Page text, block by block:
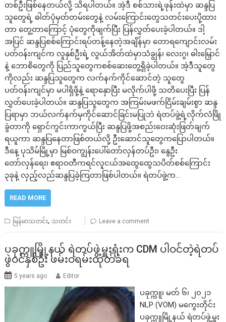
တစ်ဦးဖြစ်နေတယ်လို့ သိရပါတယ်။ အဲ့ဒီ စစ်သားရဲ့ဖုန်းထဲမှာ ဆန္ဒပြ
သူတွေရဲ့ ဓါတ်ပုံမှတ်တမ်းတွေနဲ့ လမ်းကြောင်းတွေသတင်းပေးပို့ထား
တာ တွေ့တာကြောင့် ပုံတွေကိုဖျက်ပြီး ပြန်လွှတ်ပေးခဲ့ပါတယ်။ ဒါ့
အပြင် ဆန္ဒပြစစ်ကြောင်းရပ်တန့်နေတဲ့အချိန်မှာ တောရကျောင်းလမ်း
ပတ်ဝန်းကျင်က လူနှစ်ဦးရဲ့ လွယ်အိတ်ထဲမှာသံချွန်၊ လေးဂွ၊ ဓါးမြှောင်
နဲ့ ဘောစိတွေကို ပြည်သူတွေကစစ်ဆေးတွေ့ရှိခဲ့ပါတယ်။ အဲ့ဒီသူတွေ
ကိုလည်း ဆန္ဒပြသူတွေက လက်နက်ကိုင်ဆောင်တဲ့ သူတွေ
ပတ်ဝန်းကျင်မှာ မပါရှိဖို့နဲ့ ရောနှောပြီး မလိုက်ပါဖို့ သတိပေးပြီး ပြန်
လွှတ်ပေးခဲ့ပါတယ်။ ဆန္ဒပြသူတွေက အကြမ်းမဖက်ငြိမ်းချမ်းစွာ ဆန္ဒ
ပြရာမှာ ဘယ်လက်နက်မှကိုင်ဆောင်ခြင်းမပြုဘဲ ရဲတပ်ဖွဲ့ရဲ့လိုက်လံဖြို
ခွဲတာကို ရှောင်ကွင်းကာကွယ်ပြီး ဆန္ဒပြဖို့အစည်းဝေးဆုံးဖြတ်ချက်
ရယူကာ ဆန္ဒပြနေတာဖြစ်တယ်လို့ ဦးဆောင်သူတွေကပြောပါတယ်။
ဒီနေ့ ပုသိမ်မြို့မှာ မြစ်ဝကျွန်းပေါ်တော်လှန်တပ်ဦး၊ နွေဦး
တော်လှန်ရေး၊ ဧရာဝတီကရင်လူငယ်အထွေထွေသပိတ်စစ်ကြောင်း
၃ခုနဲ့ လှည့်လည်ဆန္ဒပြခဲ့ကြတာဖြစ်ပါတယ်။ ရဲတပ်ဖွဲ့က…
READ MORE
မြန်မာသတင်း, သတင်း Leave a comment
ပခုက္ကူမြို့နယ် ရဲတပ်ဖွဲ့မှူးရုံးက CDM ပါဝင်တဲ့ရဲတပ်
ဖွဲဝင်နှစ်ဦး ဖမ်းဝရမ်းထုတ်ခံရ
5 years ago Editor
ပခုက္ကူ၊ မတ် ၆၊ ၂၀၂၁
NLP (VOM) မကွေးတိုင်း
ပခုက္ကူမြို့နယ် ရဲတပ်ဖွဲ့မှူး